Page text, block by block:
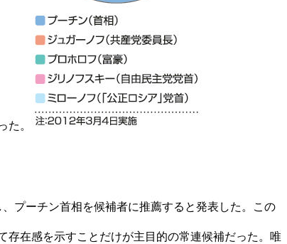
た。
プーチン首相を候補者に推薦すると発表した。この
在感を示すことだけが主目的の常連候補だった。唯